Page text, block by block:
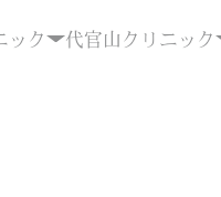
ック 代官山クリニック